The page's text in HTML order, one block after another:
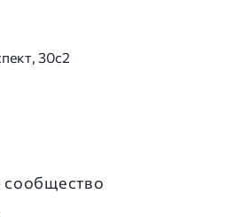
30с2
сообщество